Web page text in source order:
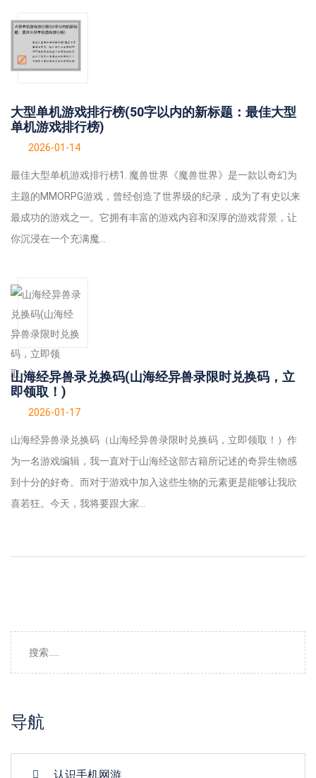
大型单机游戏排行榜(50字以内的新标题：最佳大型
单机游戏排行榜)
2026-01-14
最佳大型单机游戏排行榜1. 魔兽世界《魔兽世界》是一款以奇幻为
主题的MMORPG游戏，曾经创造了世界级的纪录，成为了有史以来
最成功的游戏之一。它拥有丰富的游戏内容和深厚的游戏背景，让
你沉浸在一个充满魔...
山海经异兽录兑换码(山海经异兽录限时兑换码，立
即领取！)
2026-01-17
山海经异兽录兑换码（山海经异兽录限时兑换码，立即领取！）作
为一名游戏编辑，我一直对于山海经这部古籍所记述的奇异生物感
到十分的好奇。而对于游戏中加入这些生物的元素更是能够让我欣
喜若狂。今天，我将要跟大家...
导航
认识手机网游